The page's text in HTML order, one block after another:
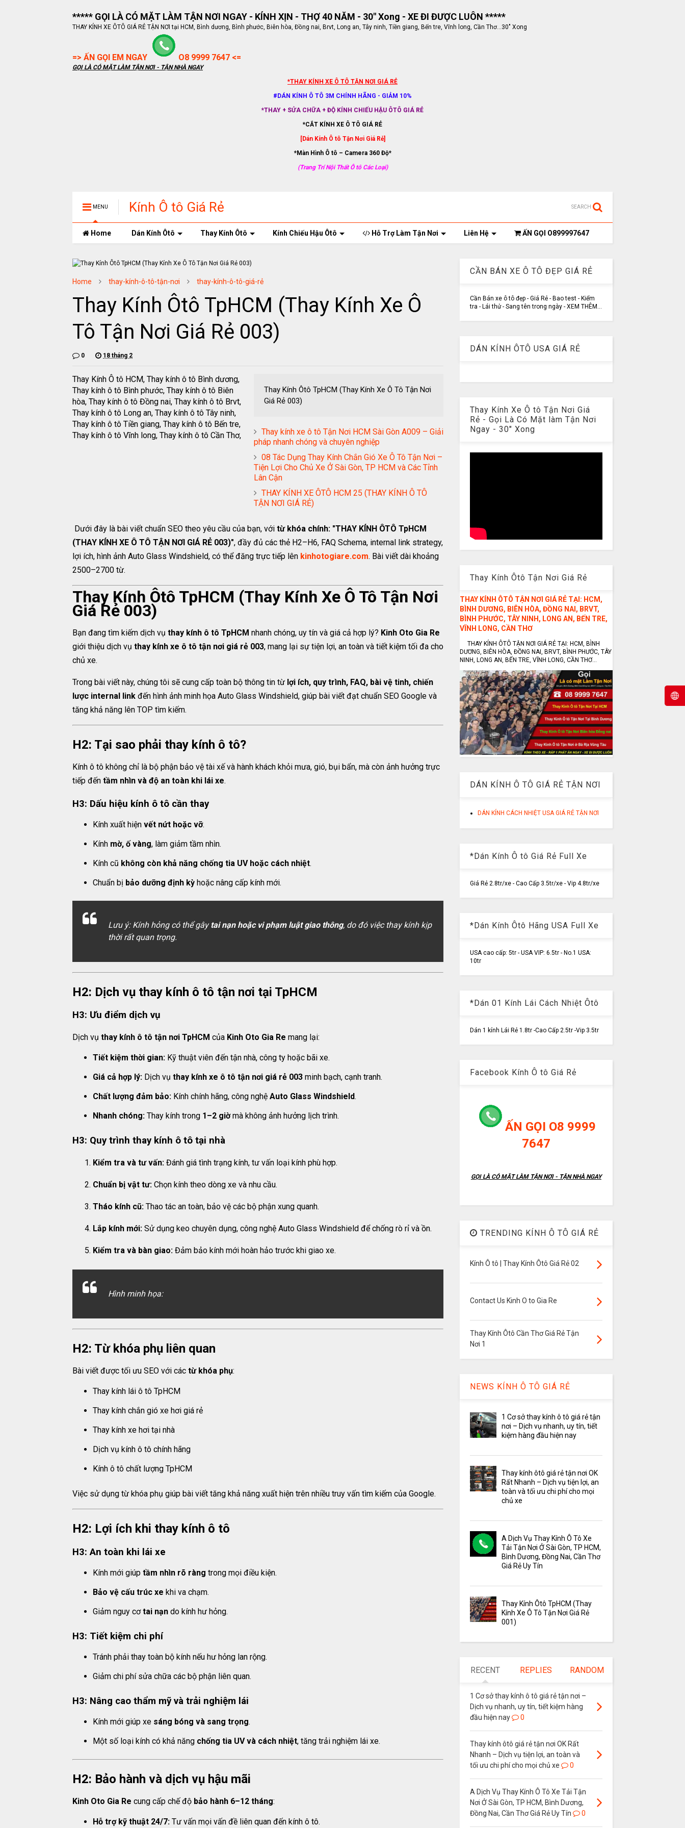
***** GỌI LÀ CÓ MẶT LÀM TẬN NƠI NGAY - KÍNH XỊN - THỢ 40 NĂM - 30" Xong - XE ĐI ĐƯỢC LUÔN *****
THAY KÍNH XE ÔTÔ GIÁ RẺ TẬN NƠI tại HCM, Bình dương, Bình phước, Biên hòa, Đồng nai, Brvt, Long an, Tây ninh, Tiền giang, Bến tre, Vĩnh long, Cần Thơ...30" Xong
=> ẤN GỌI EM NGAY O8 9999 7647 <=
GỌI LÀ CÓ MẶT LÀM TẬN NƠI - TẬN NHÀ NGAY
*THAY KÍNH XE Ô TÔ TẬN NƠI GIÁ RẺ
#DÁN KÍNH Ô TÔ 3M CHÍNH HÃNG - GIẢM 10%
*THAY + SỬA CHỮA + ĐỘ KÍNH CHIẾU HẬU ÔTÔ GIÁ RẺ
*CẮT KÍNH XE Ô TÔ GIÁ RẺ
[Dán Kính Ô tô Tận Nơi Giá Rẻ]
*Màn Hình Ô tô – Camera 360 Độ*
(Trang Trí Nội Thất Ô tô Các Loại)
MENU Kính Ô tô Giá Rẻ SEARCH
Home Dán Kính Ôtô Thay Kính Ôtô Kính Chiếu Hậu Ôtô Hỗ Trợ Làm Tận Nơi Liên Hệ ẤN GỌI O899997647
Home thay-kính-ô-tô-tận-nơi thay-kính-ô-tô-giá-rẻ
Thay Kính Ôtô TpHCM (Thay Kính Xe Ô
Tô Tận Nơi Giá Rẻ 003)
0 18 tháng 2
Thay Kính Ô tô HCM, Thay kính ô tô Bình dương,
Thay kính ô tô Bình phước, Thay kính ô tô Biên
hòa, Thay kính ô tô Đồng nai, Thay kính ô tô Brvt,
Thay kính ô tô Long an, Thay kính ô tô Tây ninh,
Thay kính ô tô Tiền giang, Thay kính ô tô Bến tre,
Thay kính ô tô Vĩnh long, Thay kính ô tô Cần Thơ,
Thay Kính Ôtô TpHCM (Thay Kính Xe Ô Tô Tận Nơi
Giá Rẻ 003)
Thay kính xe ô tô Tận Nơi HCM Sài Gòn A009 – Giải
pháp nhanh chóng và chuyên nghiệp
08 Tác Dụng Thay Kính Chắn Gió Xe Ô Tô Tận Nơi –
Tiện Lợi Cho Chủ Xe Ở Sài Gòn, TP HCM và Các Tỉnh
Lân Cận
THAY KÍNH XE ÔTÔ HCM 25 (THAY KÍNH Ô TÔ
TẬN NƠI GIÁ RẺ)
Dưới đây là bài viết chuẩn SEO theo yêu cầu của bạn, với từ khóa chính: "THAY KÍNH ÔTÔ TpHCM
(THAY KÍNH XE Ô TÔ TẬN NƠI GIÁ RẺ 003)", đầy đủ các thẻ H2–H6, FAQ Schema, internal link strategy,
lợi ích, hình ảnh Auto Glass Windshield, có thể đăng trực tiếp lên kinhotogiare.com. Bài viết dài khoảng
2500–2700 từ.
Thay Kính Ôtô TpHCM (Thay Kính Xe Ô Tô Tận Nơi
Giá Rẻ 003)
Bạn đang tìm kiếm dịch vụ thay kính ô tô TpHCM nhanh chóng, uy tín và giá cả hợp lý? Kinh Oto Gia Re
giới thiệu dịch vụ thay kính xe ô tô tận nơi giá rẻ 003, mang lại sự tiện lợi, an toàn và tiết kiệm tối đa cho
chủ xe.
Trong bài viết này, chúng tôi sẽ cung cấp toàn bộ thông tin từ lợi ích, quy trình, FAQ, bài vệ tinh, chiến
lược internal link đến hình ảnh minh họa Auto Glass Windshield, giúp bài viết đạt chuẩn SEO Google và
tăng khả năng lên TOP tìm kiếm.
H2: Tại sao phải thay kính ô tô?
Kính ô tô không chỉ là bộ phận bảo vệ tài xế và hành khách khỏi mưa, gió, bụi bẩn, mà còn ảnh hưởng trực
tiếp đến tầm nhìn và độ an toàn khi lái xe.
H3: Dấu hiệu kính ô tô cần thay
Kính xuất hiện vết nứt hoặc vỡ.
Kính mờ, ố vàng, làm giảm tầm nhìn.
Kính cũ không còn khả năng chống tia UV hoặc cách nhiệt.
Chuẩn bị bảo dưỡng định kỳ hoặc nâng cấp kính mới.
Lưu ý: Kính hỏng có thể gâytai nạn hoặc vi phạm luật giao thông, do đó việc thay kính kịp
thời rất quan trọng.
H2: Dịch vụ thay kính ô tô tận nơi tại TpHCM
H3: Ưu điểm dịch vụ
Dịch vụ thay kính ô tô tận nơi TpHCM của Kinh Oto Gia Re mang lại:
Tiết kiệm thời gian: Kỹ thuật viên đến tận nhà, công ty hoặc bãi xe.
Giá cả hợp lý: Dịch vụ thay kính xe ô tô tận nơi giá rẻ 003 minh bạch, cạnh tranh.
Chất lượng đảm bảo: Kính chính hãng, công nghệ Auto Glass Windshield.
Nhanh chóng: Thay kính trong 1–2 giờmà không ảnh hưởng lịch trình.
H3: Quy trình thay kính ô tô tại nhà
Kiểm tra và tư vấn: Đánh giá tình trạng kính, tư vấn loại kính phù hợp.
Chuẩn bị vật tư: Chọn kính theo dòng xe và nhu cầu.
Tháo kính cũ: Thao tác an toàn, bảo vệ các bộ phận xung quanh.
Lắp kính mới: Sử dụng keo chuyên dụng, công nghệ Auto Glass Windshield để chống rò rỉ và ồn.
Kiểm tra và bàn giao: Đảm bảo kính mới hoàn hảo trước khi giao xe.
Hình minh họa:
H2: Từ khóa phụ liên quan
Bài viết được tối ưu SEO với các từ khóa phụ:
Thay kính lái ô tô TpHCM
Thay kính chắn gió xe hơi giá rẻ
Thay kính xe hơi tại nhà
Dịch vụ kính ô tô chính hãng
Kính ô tô chất lượng TpHCM
Việc sử dụng từ khóa phụ giúp bài viết tăng khả năng xuất hiện trên nhiều truy vấn tìm kiếm của Google.
H2: Lợi ích khi thay kính ô tô
H3: An toàn khi lái xe
Kính mới giúp tầm nhìn rõ ràng trong mọi điều kiện.
Bảo vệ cấu trúc xe khi va chạm.
Giảm nguy cơtai nạn do kính hư hỏng.
H3: Tiết kiệm chi phí
Tránh phải thay toàn bộ kính nếu hư hỏng lan rộng.
Giảm chi phí sửa chữa các bộ phận liên quan.
H3: Nâng cao thẩm mỹ và trải nghiệm lái
Kính mới giúp xe sáng bóng và sang trọng.
Một số loại kính có khả năng chống tia UV và cách nhiệt, tăng trải nghiệm lái xe.
H2: Bảo hành và dịch vụ hậu mãi
Kinh Oto Gia Re cung cấp chế độ bảo hành 6–12 tháng:
Hỗ trợ kỹ thuật 24/7: Tư vấn mọi vấn đề liên quan đến kính ô tô.
CẦN BÁN XE Ô TÔ ĐẸP GIÁ RẺ
Cần Bán xe ô tô đẹp - Giá Rẻ - Bao test - Kiểm
tra - Lái thử - Sang tên trong ngày - XEM THÊM...
DÁN KÍNH ÔTÔ USA GIÁ RẺ
Thay Kính Xe Ô tô Tận Nơi Giá
Rẻ - Gọi Là Có Mặt làm Tận Nơi
Ngay - 30" Xong
Thay Kính Ôtô Tận Nơi Giá Rẻ
THAY KÍNH ÔTÔ TẬN NƠI GIÁ RẺ TẠI: HCM,
BÌNH DƯƠNG, BIÊN HÒA, ĐỒNG NAI, BRVT,
BÌNH PHƯỚC, TÂY NINH, LONG AN, BẾN TRE,
VĨNH LONG, CẦN THƠ
THAY KÍNH ÔTÔ TẬN NƠI GIÁ RẺ TẠI: HCM, BÌNH
DƯƠNG, BIÊN HÒA, ĐỒNG NAI, BRVT, BÌNH PHƯỚC, TÂY
NINH, LONG AN, BẾN TRE, VĨNH LONG, CẦN THƠ...
DÁN KÍNH Ô TÔ GIÁ RẺ TẬN NƠI
DÁN KÍNH CÁCH NHIỆT USA GIÁ RẺ TẬN NƠI
*Dán Kính Ô tô Giá Rẻ Full Xe
Giá Rẻ 2.8tr/xe - Cao Cấp 3.5tr/xe - Vip 4.8tr/xe
*Dán Kính Ôtô Hãng USA Full Xe
USA cao cấp: 5tr - USA VIP: 6.5tr - No.1 USA:
10tr
*Dán 01 Kính Lái Cách Nhiệt Ôtô
Dán 1 kính Lái Rẻ 1.8tr -Cao Cấp 2.5tr -Vip 3.5tr
Facebook Kính Ô tô Giá Rẻ
ẤN GỌI O8 9999
7647
GỌI LÀ CÓ MẶT LÀM TẬN NƠI - TẬN NHÀ NGAY
TRENDING KÍNH Ô TÔ GIÁ RẺ
Kính Ô tô | Thay Kính Ôtô Giá Rẻ 02
Contact Us Kinh O to Gia Re
Thay Kính Ôtô Cần Thơ Giá Rẻ Tận
Nơi 1
NEWS KÍNH Ô TÔ GIÁ RẺ
1 Cơ sở thay kính ô tô giá rẻ tận
nơi – Dịch vụ nhanh, uy tín, tiết
kiệm hàng đầu hiện nay
Thay kính ôtô giá rẻ tận nơi OK
Rất Nhanh – Dịch vụ tiện lợi, an
toàn và tối ưu chi phí cho mọi
chủ xe
A Dịch Vụ Thay Kính Ô Tô Xe
Tải Tận Nơi Ở Sài Gòn, TP HCM,
Bình Dương, Đồng Nai, Cần Thơ
Giá Rẻ Uy Tín
Thay Kính Ôtô TpHCM (Thay
Kính Xe Ô Tô Tận Nơi Giá Rẻ
001)
RECENT REPLIES RANDOM
1 Cơ sở thay kính ô tô giá rẻ tận nơi –
Dịch vụ nhanh, uy tín, tiết kiệm hàng
đầu hiện nay
0
Thay kính ôtô giá rẻ tận nơi OK Rất
Nhanh – Dịch vụ tiện lợi, an toàn và
tối ưu chi phí cho mọi chủ xe
0
A Dịch Vụ Thay Kính Ô Tô Xe Tải Tận
Nơi Ở Sài Gòn, TP HCM, Bình Dương,
Đồng Nai, Cần Thơ Giá Rẻ Uy Tín
0